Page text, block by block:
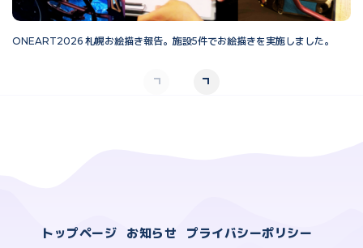
ONEART2026 札幌お絵描き報告。施設5件でお絵描きを実施しました。
トップページ お知らせ プライバシーポリシー